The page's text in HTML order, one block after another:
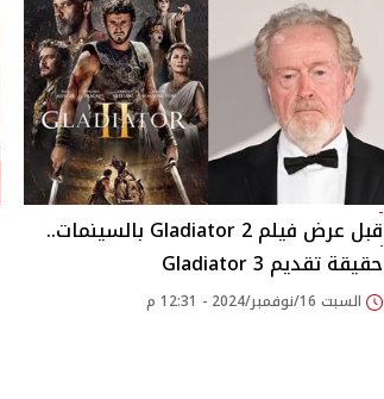
قبل عرض فيلم Gladiator 2 بالسينمات..
حقيقة تقديم 3 Gladiator
السبت 16/نوفمبر/2024 - 12:31 م